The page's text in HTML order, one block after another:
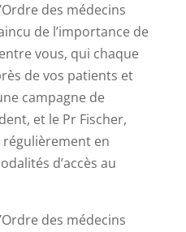
des médecins
de l’importance de
vous, qui chaque
de vos patients et
campagne de
et le Pr Fischer,
en
d’accès au
des médecins